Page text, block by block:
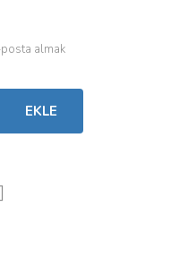
almak
EKLE